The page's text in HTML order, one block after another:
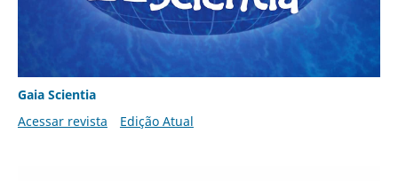
Gaia Scientia
Acessar revista
Edição Atual